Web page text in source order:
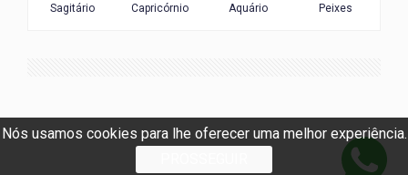
Nós usamos cookies para lhe oferecer uma melhor experiência.